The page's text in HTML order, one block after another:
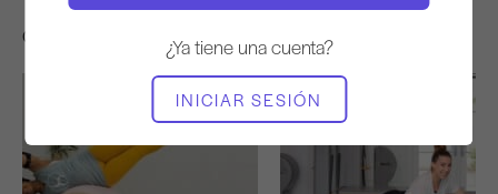
¿Ya tiene una cuenta?
INICIAR SESIÓN
Otros entrenamientos que te pueden gustar